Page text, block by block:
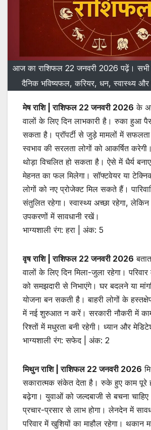
आज का राशिफल 22 जनवरी 2026 पढ़ें। सभी
दैनिक भविष्यफल, करियर, धन, स्वास्थ्य और
मेष राशि | राशिफल 22 जनवरी 2026 के
वालों के लिए दिन लाभकारी है। रुका हुआ
सकता है। प्रॉपर्टी से जुड़े मामलों में
स्वभाव की सरलता लोगों को आकर्षित
थोड़ा विचलित हो सकता है। ऐसे में धैर्य
मेहनत का फल मिलेगा। सॉफ्टवेयर या
लोगों को नए प्रोजेक्ट मिल सकते हैं।
संतुलित रहेगा। स्वास्थ्य अच्छा रहेगा,
उपकरणों में सावधानी रखें।
भाग्यशाली रंग: हरा | अंक: 5
वृष राशि | राशिफल 22 जनवरी 2026
वालों के लिए दिन मिला-जुला रहेगा। परिवार
को समझदारी से निभाएंगे। घर बदलने या
योजना बन सकती है। बाहरी लोगों के
में नई शुरुआत न करें। सरकारी नौकरी में
रिश्तों में मधुरता बनी रहेगी। ध्यान और
भाग्यशाली रंग: सफेद | अंक: 2
मिथुन राशि | राशिफल 22 जनवरी 2026
सकारात्मक संकेत देता है। रुके हुए काम पूरे
बढ़ेगा। युवाओं को जल्दबाजी से बचना
प्रचार-प्रसार से लाभ होगा। लेनदेन में
परिवार में खुशियों का माहौल रहेगा।